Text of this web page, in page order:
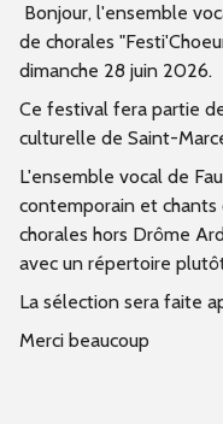
Bonjour, l'ensemble
de chorales
dimanche 28 juin 2026.
Ce festival fera partie
culturelle de Saint-
L'ensemble vocal de
contemporain et chants
chorales hors Drôme
avec un répertoire
La sélection sera faite
Merci beaucoup